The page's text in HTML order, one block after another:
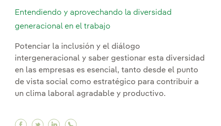
Entendiendo y aprovechando la diversidad
generacional en el trabajo
Potenciar la inclusión y el diálogo
intergeneracional y saber gestionar esta diversidad
en las empresas es esencial, tanto desde el punto
de vista social como estratégico para contribuir a
un clima laboral agradable y productivo.